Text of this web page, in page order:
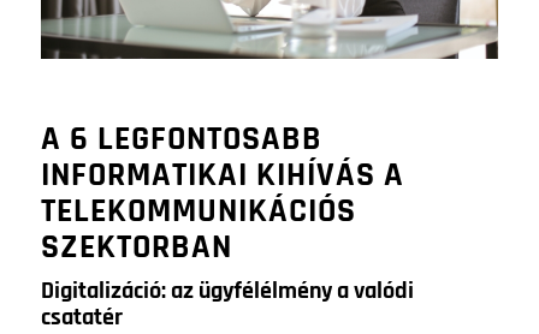
A 6 LEGFONTOSABB
INFORMATIKAI KIHÍVÁS A
TELEKOMMUNIKÁCIÓS
SZEKTORBAN
Digitalizáció: az ügyfélélmény a valódi
csatatér